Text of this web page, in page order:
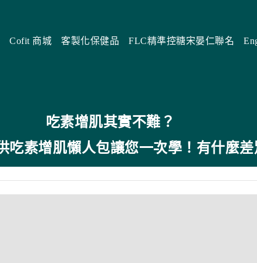
Cofit 商城 客製化保健品 FLC精準控糖宋晏仁聯名
吃素增肌其實不難？
吃素增肌懶人包讓您一次學！ 有什麼差